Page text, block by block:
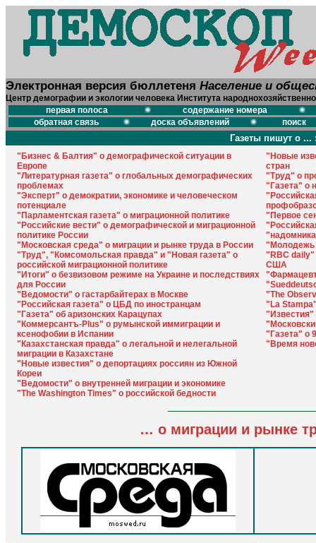
Электронная версия бюллетеня Население и
Центр демографии и экологии человека Института
первая полоса
содержание номера
обратная связь
доска объявлений поиск
Газеты пишут о ...
"Бизнес & Балтия" о демографической ситуации в
Европе
"Литературная газета" о глобальных демографических
проблемах
"Эксперт" о демократии, экономике и человеческом
потенциале
"Парламентская газета" о миграционной политике
"Российские вести" о демографической и миграционной
политике России
"Московская среда" о миграции и рынке труда в России
"Труд", "Комсомольская правда" и "Новая газета" о
российской миграционной политике
"Итоги" о безвизовом режиме на Украине и последствиях
для России
"Ведомости" о гастарбайтерах в Москве
"Российская газета" о ЦБД по иностранцам
"Газета" об аризонских Карацупах
"Коммерсантъ-Plus" о румынской иммиграции и
ксенофобии в Испании
"Казахстанская правда" о легальной и нелегальной
миграции в Казахстане
"Новые известия" о депортациях россиян из Южной
Кореи
"Ведомости" о внутренней миграции и экономике
"The Washington Times" о российской бедности
"Новые
стран
"Труд" о
"Газета" о
"Первое
"Молодежь
"RBC daily"
США
"The
"La
"Известия"
"Газета" о
"Время
… о миграции и рынке